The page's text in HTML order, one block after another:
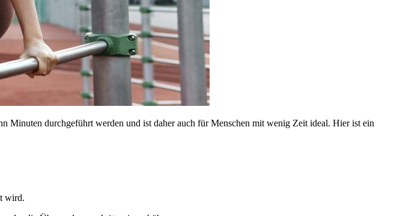
Minuten durchgeführt werden und ist daher auch für Menschen mit wenig Zeit ideal. Hier ist ein
wird.